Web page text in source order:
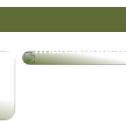
revolution
finansvärlden